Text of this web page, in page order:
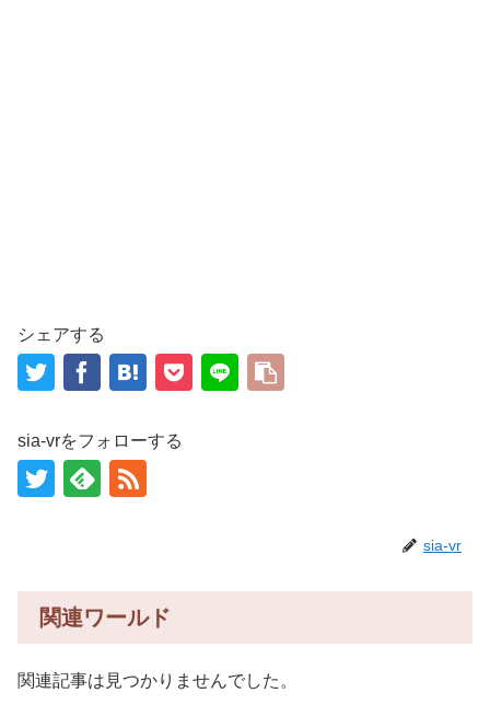
シェアする
sia-vrをフォローする
sia-vr
関連ワールド
関連記事は見つかりませんでした。